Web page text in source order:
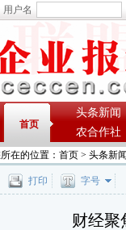
用户名
首页
头条新闻
农合作社
在的位置： 首页 > 头条新闻
打印 字号
财经聚